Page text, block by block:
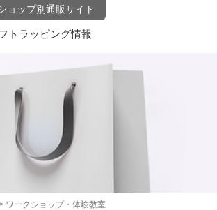
ョップ別通販サイト
トラッピング情報
ワークショップ・体験教室